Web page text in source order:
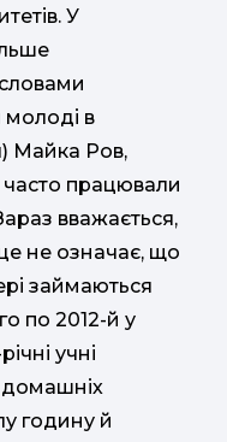
У
молоді в
Майка Ров,
часто працювали
вважається,
не означає, що
займаються
по 2012-й у
учні
годину й